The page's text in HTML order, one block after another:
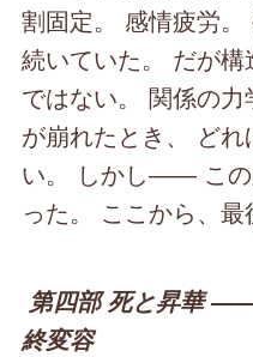
割固定。 感情疲労
続いていた。 だが
ではない。 関係の
が崩れたとき、 ど
い。 しかし―― この
った。 ここから、最
第四部 死と昇華
終変容